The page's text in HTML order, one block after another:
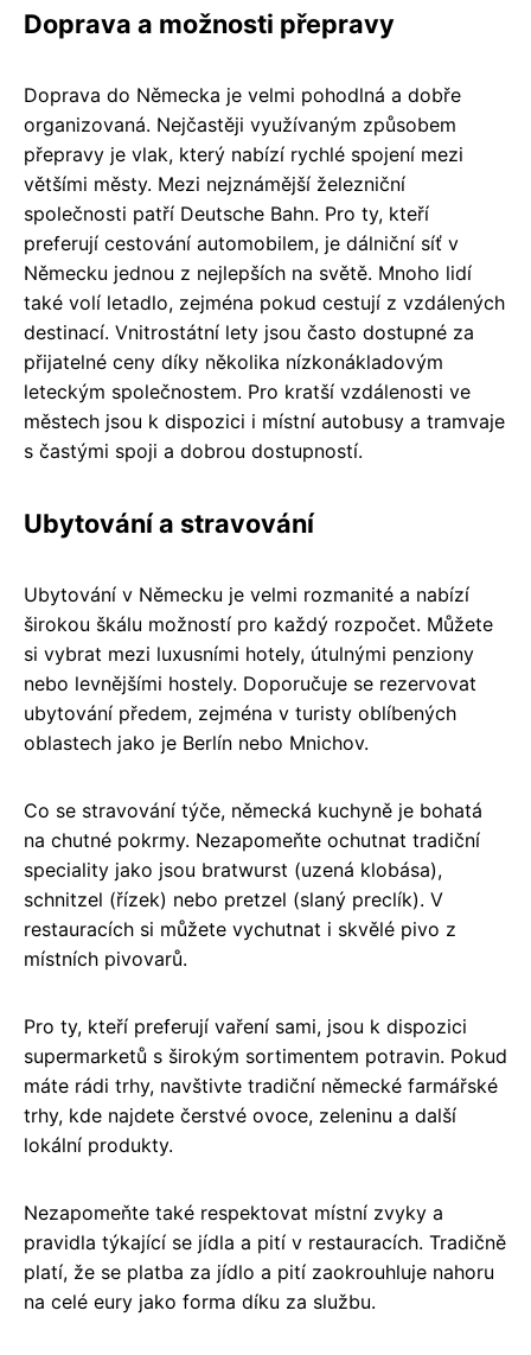
Doprava a možnosti přepravy
Doprava do Německa je velmi pohodlná a dobře
organizovaná. Nejčastěji využívaným způsobem
přepravy je vlak, který nabízí rychlé spojení mezi
většími městy. Mezi nejznámější železniční
společnosti patří Deutsche Bahn. Pro ty, kteří
preferují cestování automobilem, je dálniční síť v
Německu jednou z nejlepších na světě. Mnoho lidí
také volí letadlo, zejména pokud cestují z vzdálených
destinací. Vnitrostátní lety jsou často dostupné za
přijatelné ceny díky několika nízkonákladovým
leteckým společnostem. Pro kratší vzdálenosti ve
městech jsou k dispozici i místní autobusy a tramvaje
s častými spoji a dobrou dostupností.
Ubytování a stravování
Ubytování v Německu je velmi rozmanité a nabízí
širokou škálu možností pro každý rozpočet. Můžete
si vybrat mezi luxusními hotely, útulnými penziony
nebo levnějšími hostely. Doporučuje se rezervovat
ubytování předem, zejména v turisty oblíbených
oblastech jako je Berlín nebo Mnichov.
Co se stravování týče, německá kuchyně je bohatá
na chutné pokrmy. Nezapomeňte ochutnat tradiční
speciality jako jsou bratwurst (uzená klobása),
schnitzel (řízek) nebo pretzel (slaný preclík). V
restauracích si můžete vychutnat i skvělé pivo z
místních pivovarů.
Pro ty, kteří preferují vaření sami, jsou k dispozici
supermarketů s širokým sortimentem potravin. Pokud
máte rádi trhy, navštivte tradiční německé farmářské
trhy, kde najdete čerstvé ovoce, zeleninu a další
lokální produkty.
Nezapomeňte také respektovat místní zvyky a
pravidla týkající se jídla a pití v restauracích. Tradičně
platí, že se platba za jídlo a pití zaokrouhluje nahoru
na celé eury jako forma díku za službu.